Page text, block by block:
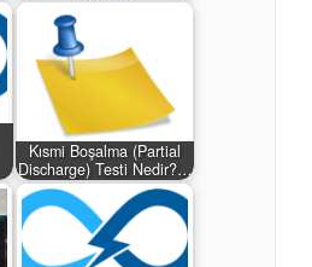
Kısmi Boşalma (Partial
Discharge) Testi Nedir?…